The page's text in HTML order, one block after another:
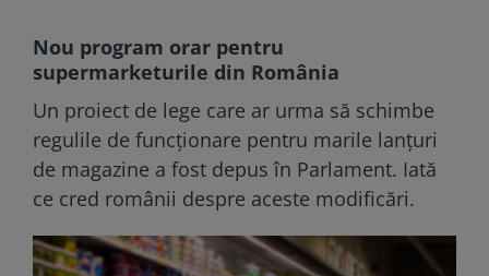
Nou program orar pentru
supermarketurile din România
Un proiect de lege care ar urma să schimbe
regulile de funcţionare pentru marile lanţuri
de magazine a fost depus în Parlament. Iată
ce cred românii despre aceste modificări.